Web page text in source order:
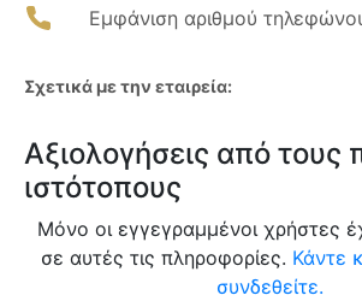
Εμφάνιση αριθμού
Σχετικά με την εταιρεία:
Αξιολογήσεις από
ιστότοπους
Μόνο οι εγγεγραμμένοι χρήστες
σε αυτές τις πληροφορίες. Κάντε
συνδεθείτε.